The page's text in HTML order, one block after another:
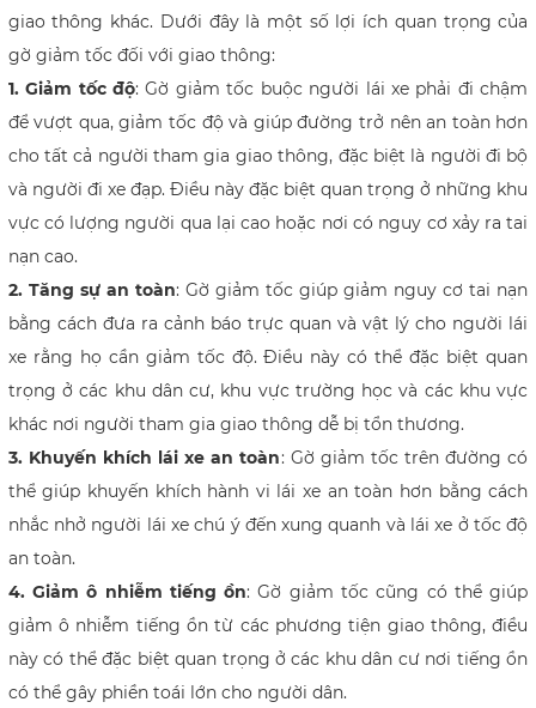
giao thông khác. Dưới đây là một số lợi ích quan trọng của
gờ giảm tốc đối với giao thông:
1. Giảm tốc độ: Gờ giảm tốc buộc người lái xe phải đi chậm
để vượt qua, giảm tốc độ và giúp đường trở nên an toàn hơn
cho tất cả người tham gia giao thông, đặc biệt là người đi bộ
và người đi xe đạp. Điều này đặc biệt quan trọng ở những khu
vực có lượng người qua lại cao hoặc nơi có nguy cơ xảy ra tai
nạn cao.
2. Tăng sự an toàn: Gờ giảm tốc giúp giảm nguy cơ tai nạn
bằng cách đưa ra cảnh báo trực quan và vật lý cho người lái
xe rằng họ cần giảm tốc độ. Điều này có thể đặc biệt quan
trọng ở các khu dân cư, khu vực trường học và các khu vực
khác nơi người tham gia giao thông dễ bị tổn thương.
3. Khuyến khích lái xe an toàn: Gờ giảm tốc trên đường có
thể giúp khuyến khích hành vi lái xe an toàn hơn bằng cách
nhắc nhở người lái xe chú ý đến xung quanh và lái xe ở tốc độ
an toàn.
4. Giảm ô nhiễm tiếng ồn: Gờ giảm tốc cũng có thể giúp
giảm ô nhiễm tiếng ồn từ các phương tiện giao thông, điều
này có thể đặc biệt quan trọng ở các khu dân cư nơi tiếng ồn
có thể gây phiền toái lớn cho người dân.